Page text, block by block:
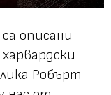
описани
Робърт